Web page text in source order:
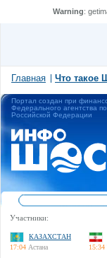
Warning:
Главная Что такое
Портал создан при
Федерального агентства
Российской Федерации
Участники:
КАЗАХСТАН
17:04 Астана
15:34